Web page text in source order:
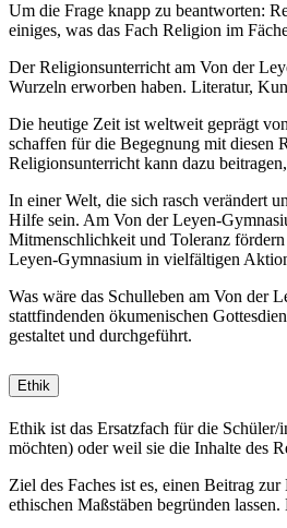
Um die Frage knapp zu beantworten:
einiges, was das Fach Religion im
Der Religionsunterricht am Von der
Wurzeln erworben haben. Literatur,
Die heutige Zeit ist weltweit geprägt
schaffen für die Begegnung mit diesen
Religionsunterricht kann dazu
In einer Welt, die sich rasch verändert
Hilfe sein. Am Von der Leyen-
Mitmenschlichkeit und Toleranz
Leyen-Gymnasium in vielfältigen
Was wäre das Schulleben am Von der
stattfindenden ökumenischen
gestaltet und durchgeführt.
Ethik
Ethik ist das Ersatzfach für die
möchten) oder weil sie die Inhalte des
Ziel des Faches ist es, einen Beitrag
ethischen Maßstäben begründen